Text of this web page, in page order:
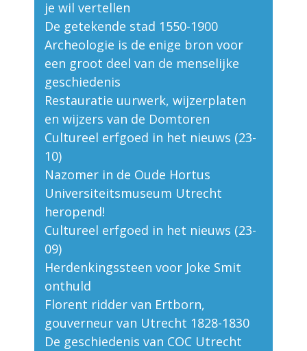
je wil vertellen
De getekende stad 1550-1900
Archeologie is de enige bron voor
een groot deel van de menselijke
geschiedenis
Restauratie uurwerk, wijzerplaten
en wijzers van de Domtoren
Cultureel erfgoed in het nieuws (23-
10)
Nazomer in de Oude Hortus
Universiteitsmuseum Utrecht
heropend!
Cultureel erfgoed in het nieuws (23-
09)
Herdenkingssteen voor Joke Smit
onthuld
Florent ridder van Ertborn,
gouverneur van Utrecht 1828-1830
De geschiedenis van COC Utrecht